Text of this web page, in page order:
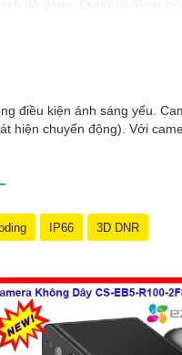
điều kiện ánh sáng yếu.
hiện chuyển động). Với
IP66 3D DNR